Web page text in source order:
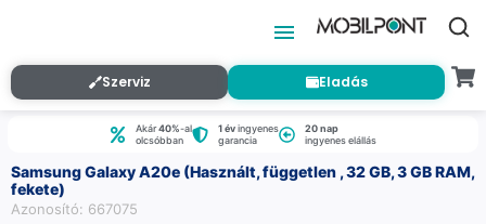
Szerviz Eladás
Akár40%-al
olcsóbban
1 évingyenes
garancia
20 nap
ingyenes elállás
Samsung Galaxy A20e (Használt, független , 32 GB, 3 GB RAM,
fekete)
Azonosító: 667075